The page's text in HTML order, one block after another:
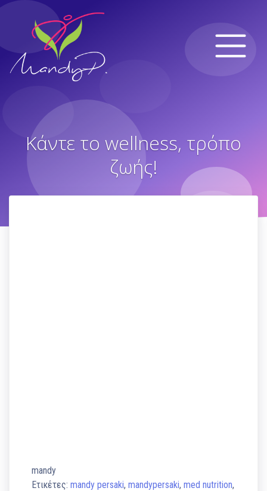
Κάντε το wellness, τρόπο
ζωής!
mandy
Ετικέτες:mandy persaki,mandypersaki,med nutrition,